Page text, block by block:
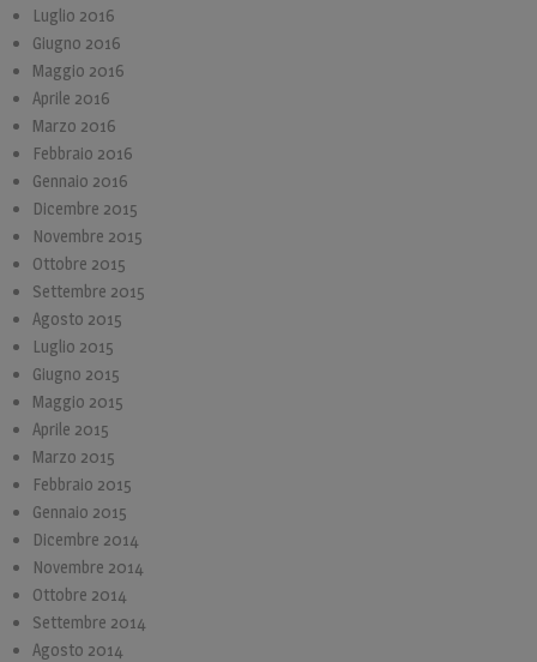
Luglio 2016
Giugno 2016
Maggio 2016
Aprile 2016
Marzo 2016
Febbraio 2016
Gennaio 2016
Dicembre 2015
Novembre 2015
Ottobre 2015
Settembre 2015
Agosto 2015
Luglio 2015
Giugno 2015
Maggio 2015
Aprile 2015
Marzo 2015
Febbraio 2015
Gennaio 2015
Dicembre 2014
Novembre 2014
Ottobre 2014
Settembre 2014
Agosto 2014